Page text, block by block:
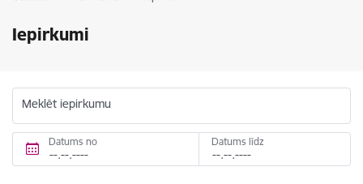
Iepirkumi
Meklēt iepirkumu
Datums no Datums līdz